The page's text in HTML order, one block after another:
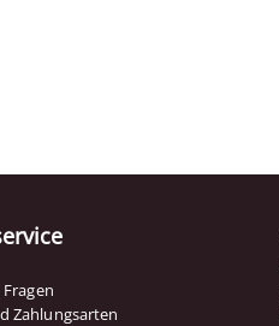
Zahlungsarten